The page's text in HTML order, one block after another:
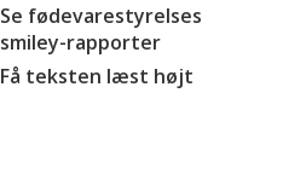
Se fødevarestyrelses
smiley-rapporter
Få teksten læst højt